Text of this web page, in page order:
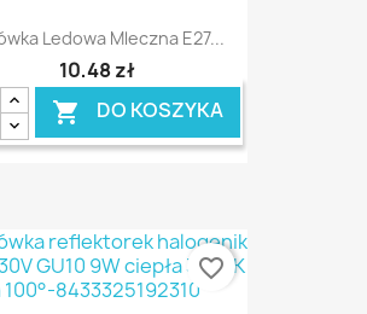
Ledowa Mleczna E27...
10,48 zł
 DO KOSZYKA
favorite_border